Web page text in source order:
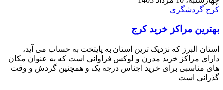
کرج گردشگری
بهترین مراکز خرید کرج
استان البرز که نزدیک ترین استان به پایتخت به حساب می آید،
دارای مراکز خرید مدرن و لوکس فراوانی است که به عنوان مکان
های مناسبی برای خرید اجناس درجه یک و همچنین گردش و وقت
گذرانی است